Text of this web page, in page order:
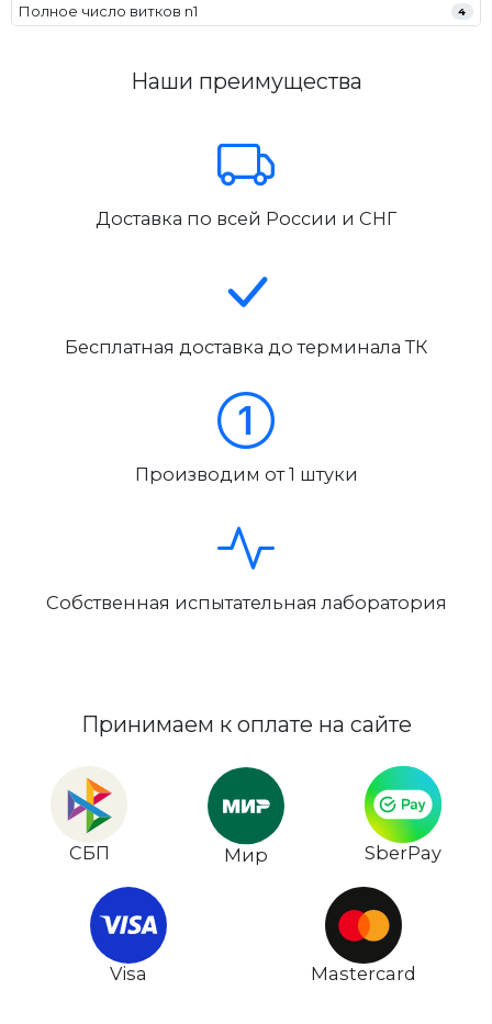
Полное число витков n1 4
Наши преимущества
Доставка по всей России и СНГ
Бесплатная доставка до терминала ТК
Производим от 1 штуки
Собственная испытательная лаборатория
Принимаем к оплате на сайте
СБП Мир SberPay
Visa Mastercard